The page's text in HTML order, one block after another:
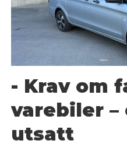
- Krav om
varebiler –
utsatt